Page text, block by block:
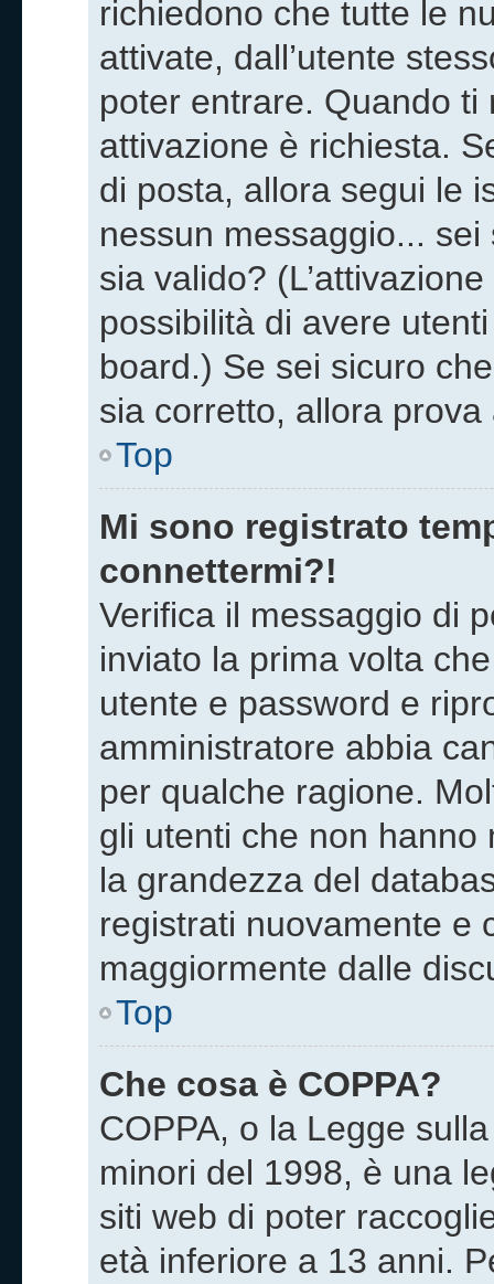
richiedono che tutte le
attivate, dall’utente
poter entrare. Quando
attivazione è richiesta.
di posta, allora segui le
nessun messaggio...
sia valido?
possibilità di avere
board.) Se sei sicuro
sia corretto, allora
Top
Mi sono registrato
connettermi?!
Verifica il messaggio di
inviato la prima volta
utente e password e
amministratore abbia
per qualche ragione.
gli utenti che non
la grandezza del
registrati nuovamente e
maggiormente dalle
Top
Che cosa è COPPA?
COPPA, o la Legge
minori del 1998, è una
siti web di poter
età inferiore a 13 anni.